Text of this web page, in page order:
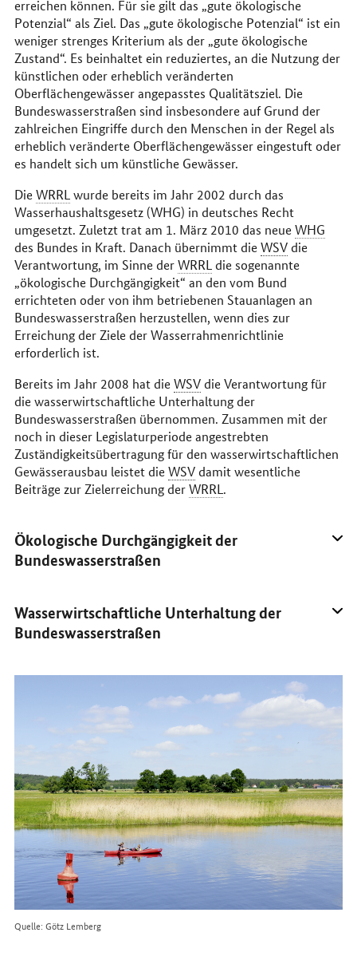
erreichen können. Für sie gilt das „gute ökologische
Potenzial“ als Ziel. Das „gute ökologische Potenzial“ ist ein
weniger strenges Kriterium als der „gute ökologische
Zustand“. Es beinhaltet ein reduziertes, an die Nutzung der
künstlichen oder erheblich veränderten
Oberflächengewässer angepasstes Qualitätsziel. Die
Bundeswasserstraßen sind insbesondere auf Grund der
zahlreichen Eingriffe durch den Menschen in der Regel als
erheblich veränderte Oberflächengewässer eingestuft oder
es handelt sich um künstliche Gewässer.
Die WRRL wurde bereits im Jahr 2002 durch das
Wasserhaushaltsgesetz (WHG) in deutsches Recht
umgesetzt. Zuletzt trat am 1. März 2010 das neue WHG
des Bundes in Kraft. Danach übernimmt die WSVdie
Verantwortung, im Sinne derWRRL die sogenannte
„ökologische Durchgängigkeit“ an den vom Bund
errichteten oder von ihm betriebenen Stauanlagen an
Bundeswasserstraßen herzustellen, wenn dies zur
Erreichung der Ziele der Wasserrahmenrichtlinie
erforderlich ist.
Bereits im Jahr 2008 hat die WSVdie Verantwortung für
die wasserwirtschaftliche Unterhaltung der
Bundeswasserstraßen übernommen. Zusammen mit der
noch in dieser Legislaturperiode angestrebten
Zuständigkeitsübertragung für den wasserwirtschaftlichen
Gewässerausbau leistet die WSVdamit wesentliche
Beiträge zur Zielerreichung derWRRL .
Ökologische Durchgängigkeit der
Bundeswasserstraßen
Wasserwirtschaftliche Unterhaltung der
Bundeswasserstraßen
Quelle: Götz Lemberg